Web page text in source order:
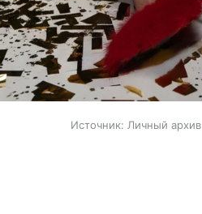
Источник: Личный архив